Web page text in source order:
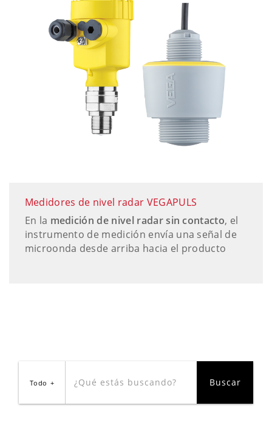
Medidores de nivel radar VEGAPULS
En la medición de nivel radar sin contacto, el
instrumento de medición envía una señal de
microonda desde arriba hacia el producto
Todo